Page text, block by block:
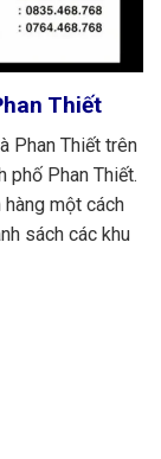
Thiết
Phan Thiết trên
phố Phan Thiết.
một cách
sách các khu